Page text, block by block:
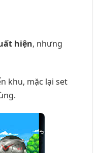
hiện, nhưng
khu, mặc lại set